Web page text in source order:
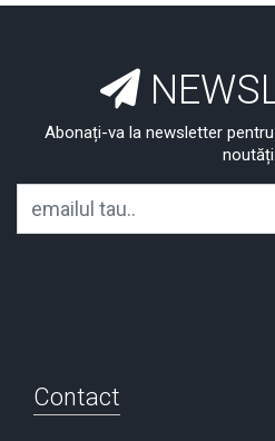
Abonați-va la newsletter
noutăți:
Contact